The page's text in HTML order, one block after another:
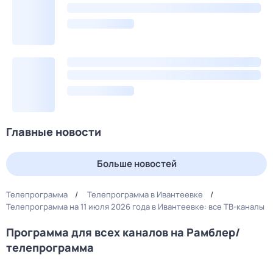
Главные новости
Больше новостей
Телепрограмма
Телепрограмма в Ивантеевке
Телепрограмма на 11 июля 2026 года в Ивантеевке: все ТВ-каналы
Программа для всех каналов на Рамблер/
телепрограмма